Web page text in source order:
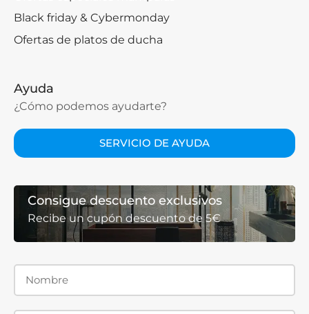
Black friday & Cybermonday
Ofertas de platos de ducha
Ayuda
¿Cómo podemos ayudarte?
SERVICIO DE AYUDA
Consigue descuento exclusivos
Recibe un cupón descuento de 5€